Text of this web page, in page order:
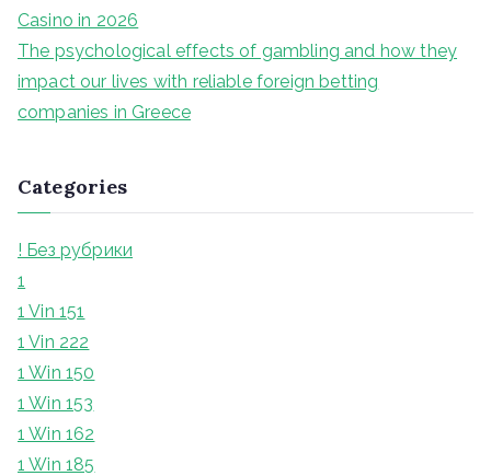
Casino in 2026
The psychological effects of gambling and how they
impact our lives with reliable foreign betting
companies in Greece
Categories
! Без рубрики
1
1 Vin 151
1 Vin 222
1 Win 150
1 Win 153
1 Win 162
1 Win 185